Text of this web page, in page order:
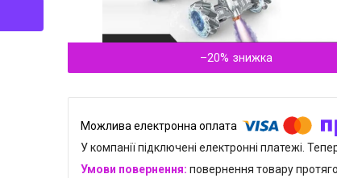
–20%
У компанії підключені електронні платежі.
повернення товару